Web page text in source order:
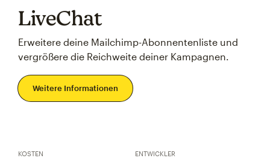
LiveChat
Erweitere deine Mailchimp-Abonnentenliste und
vergrößere die Reichweite deiner Kampagnen.
Weitere Informationen
KOSTEN ENTWICKLER